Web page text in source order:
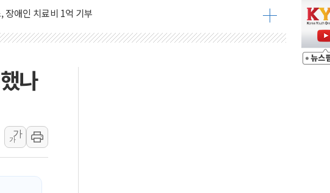
청사 부지 '부산 동구' 낙점…북항 1단계 재개발 부지에 짓는다
이엑스, 남미 공공기관과 KRNA 계약
, 신규 브랜드 '타임아웃' 런던 품평회 개최
앤텍, '스케일업 팁스 정책 지정형' 과제 선정
트, 필리핀 S&R 멤버십쇼핑에 K-뷰티 공급
닉스, '넥센타이어 창녕공장 LED 조명 에너지 효율화 사업' 공급계약
권, 고객 투자비용 절감 정책 확대
, 정부 블록체인 특성화 대학 지원사업 수행기업 선정
나
가
가